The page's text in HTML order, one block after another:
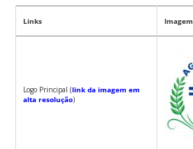
Links Imagem
Logo Principal (link da imagem em
alta resolução)